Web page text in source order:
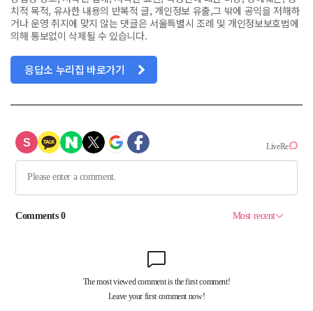
치적 목적, 유사한 내용의 반복적 글, 개인정보 유출,그 밖에 공익을 저해하
거나 운영 취지에 맞지 않는 댓글은 서울특별시 조례 및 개인정보보호법에
의해 통보없이 삭제될 수 있습니다.
응답소 누리집 바로가기